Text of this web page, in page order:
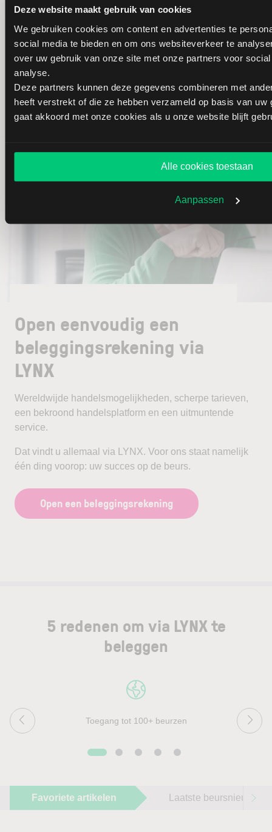
Deze website maakt gebruik van cookies
We gebruiken cookies om content en advertenties te
social media te bieden en om ons websiteverkeer te
over uw gebruik van onze site met onze partners voor
analyse.
Deze partners kunnen deze gegevens combineren met
heeft verstrekt of die ze hebben verzameld op basis van
gaat akkoord met onze cookies als u onze website blijft
Alle cookies toestaan
Aanpassen
Schrijf u vrijblijvend in
LYNX Kennisportaal
—
—
—
—
—
—
—
—
—
—
Open eenvoudig een
beleggingsrekening via
LYNX
Wereldwijde handelsmogelijkheden, scherpe tarieven,
een bekroond handelsplatform en een uitmuntende
service.
Dat vindt u allemaal via LYNX. Voor ons staat namelijk
één ding voorop: uw succes op de beurs.
Open een beleggingsrekening
5 redenen om via LYNX te
beleggen
Toegang tot 100+ beurzen
Favoriete artikelen Laatste beursnieuws